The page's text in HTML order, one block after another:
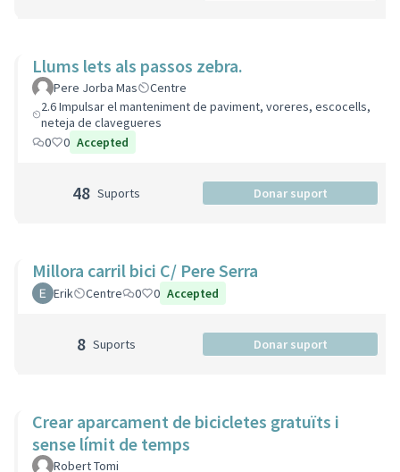
Llums lets als passos zebra.
Pere Jorba Mas
Centre
2.6 Impulsar el manteniment de paviment, voreres, escocells,
neteja de clavegueres
0
0 Accepted
48 Suports Donar suport
Millora carril bici C/ Pere Serra
Erik Centre 0 0 Accepted
8 Suports Donar suport
Crear aparcament de bicicletes gratuïts i
sense límit de temps
Robert Tomi